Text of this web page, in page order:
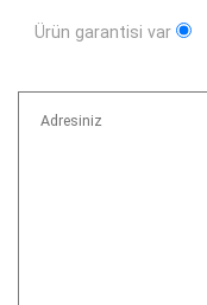
Ürün garantisi var